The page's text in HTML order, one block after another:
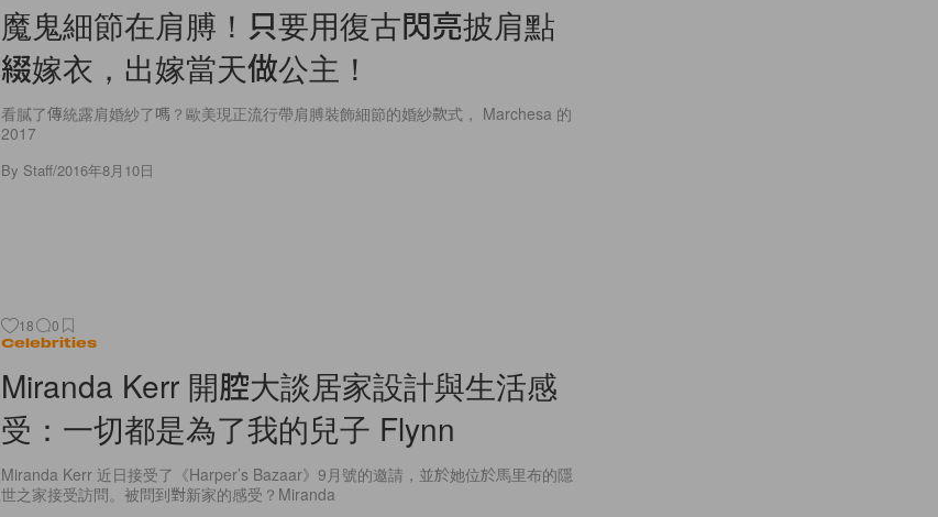
魔鬼細節在肩膊！只要用復古閃亮披肩點
綴嫁衣，出嫁當天做公主！
看膩了傳統露肩婚紗了嗎？歐美現正流行帶肩膊裝飾細節的婚紗款式， Marchesa 的
2017
By Staff/2016年8月10日
18 0
Celebrities
Miranda Kerr 開腔大談居家設計與生活感
受：一切都是為了我的兒子 Flynn
Miranda Kerr 近日接受了《Harper’s Bazaar》9月號的邀請，並於她位於馬里布的隱
世之家接受訪問。被問到對新家的感受？Miranda